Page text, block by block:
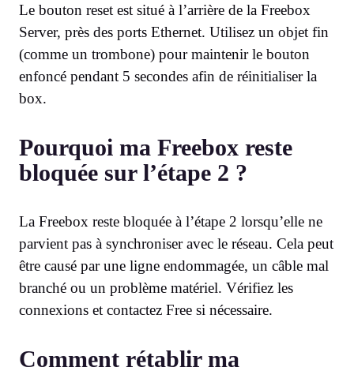
Le bouton reset est situé à l’arrière de la Freebox
Server, près des ports Ethernet. Utilisez un objet fin
(comme un trombone) pour maintenir le bouton
enfoncé pendant 5 secondes afin de réinitialiser la
box.
Pourquoi ma Freebox reste
bloquée sur l’étape 2 ?
La Freebox reste bloquée à l’étape 2 lorsqu’elle ne
parvient pas à synchroniser avec le réseau. Cela peut
être causé par une ligne endommagée, un câble mal
branché ou un problème matériel. Vérifiez les
connexions et contactez Free si nécessaire.
Comment rétablir ma